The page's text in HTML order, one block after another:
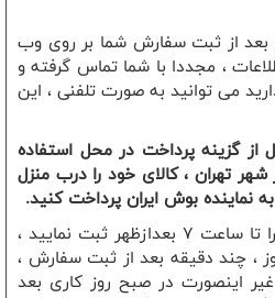
بعد از ثبت سفارش شما بر روی وب
، مجددا با شما تماس گرفته و
می توانید به صورت تلفنی ، این
از گزینه پرداخت در محل استفاده
شهر تهران ، کالای خود را درب منزل
نماینده بوش ایران پرداخت کنید.
(در صورتی که سفارش خود را تا ساعت 7 بعدازظهر ثبت نمایید ،
، چند دقیقه بعد از ثبت سفارش ،
اینصورت در صبح روز کاری بعد